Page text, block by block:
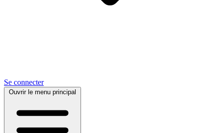
Se connecter
Ouvrir le menu principal